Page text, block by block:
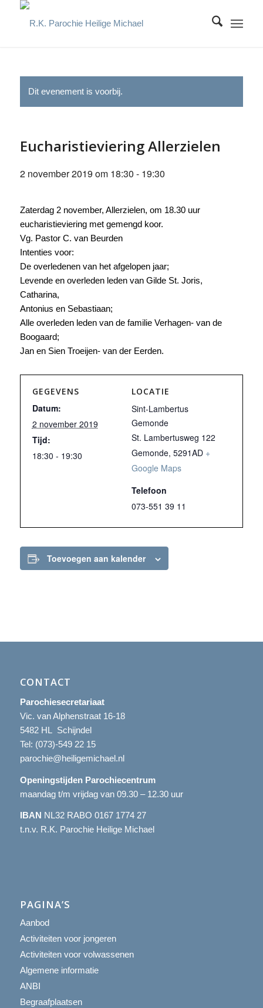
Dit evenement is voorbij.
Eucharistieviering Allerzielen
2 november 2019 om 18:30 - 19:30
Zaterdag 2 november, Allerzielen, om 18.30 uur
eucharistieviering met gemengd koor.
Vg. Pastor C. van Beurden
Intenties voor:
De overledenen van het afgelopen jaar;
Levende en overleden leden van Gilde St. Joris,
Catharina,
Antonius en Sebastiaan;
Alle overleden leden van de familie Verhagen- van de
Boogaard;
Jan en Sien Troeijen- van der Eerden.
GEGEVENS
Datum:
2 november 2019
Tijd:
18:30 - 19:30
LOCATIE
Sint-Lambertus
Gemonde
St. Lambertusweg 122
Gemonde, 5291AD +
Google Maps
Telefoon
073-551 39 11
Toevoegen aan kalender
CONTACT
Parochiesecretariaat
Vic. van Alphenstraat 16-18
5482 HL Schijndel
Tel: (073)-549 22 15
parochie@heiligemichael.nl
Openingstijden Parochiecentrum
maandag t/m vrijdag van 09.30 – 12.30 uur
IBAN NL32 RABO 0167 1774 27
t.n.v. R.K. Parochie Heilige Michael
PAGINA’S
Aanbod
Activiteiten voor jongeren
Activiteiten voor volwassenen
Algemene informatie
ANBI
Begraafplaatsen